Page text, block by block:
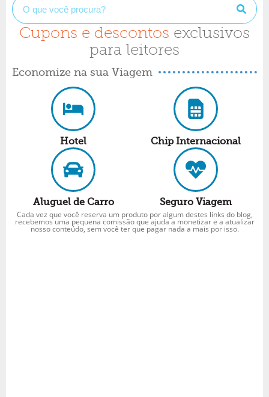
Cupons e descontos exclusivos
para leitores
Economize na sua Viagem
Hotel Chip Internacional
Aluguel de Carro Seguro Viagem
Cada vez que você reserva um produto por algum destes links do blog,
recebemos uma pequena comissão que ajuda a monetizar e a atualizar
nosso conteúdo, sem você ter que pagar nada a mais por isso.